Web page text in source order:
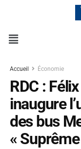
Accueil Économie
RDC :
inaugure
des bus
«